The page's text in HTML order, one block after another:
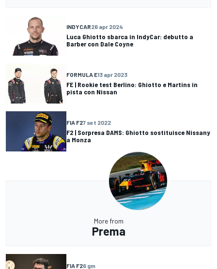
INDYCAR26 apr 2024
Luca Ghiotto sbarca in IndyCar: debutto a
Barber con Dale Coyne
FORMULA E13 apr 2023
FE | Rookie test Berlino: Ghiotto e Martins in
pista con Nissan
FIA F27 set 2022
F2 | Sorpresa DAMS: Ghiotto sostituisce Nissany
a Monza
More from
Prema
FIA F26 gm